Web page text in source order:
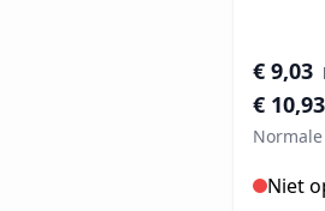
€ 10,93
€ 9,03
Niet